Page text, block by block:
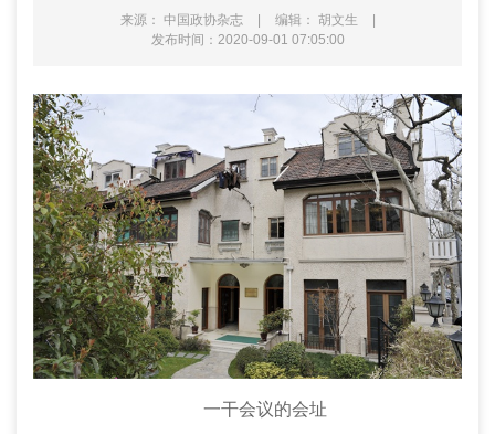
来源： 中国政协杂志 | 编辑： 胡文生
|
发布时间：2020-09-01 07:05:00
一干会议的会址